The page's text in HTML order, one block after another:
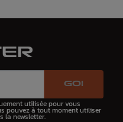
GO!
utilisée pour vous
pouvez à tout moment utiliser
la newsletter.